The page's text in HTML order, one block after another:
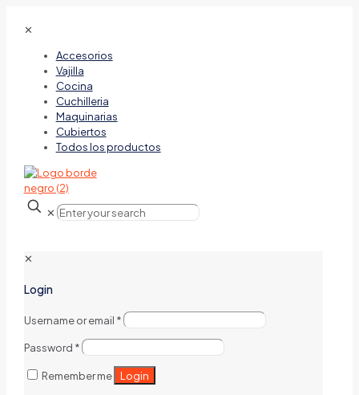
✕
Accesorios
Vajilla
Cocina
Cuchilleria
Maquinarias
Cubiertos
Todos los productos
✕
✕
Login
Username or email *
Password *
Remember me Login